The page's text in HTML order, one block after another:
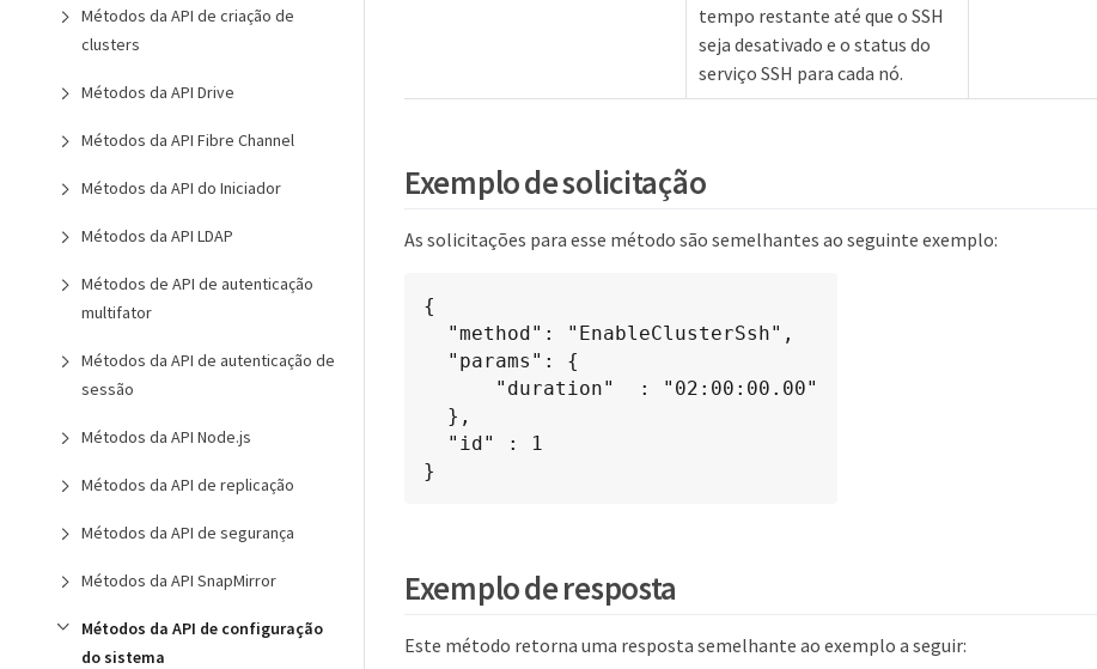
Métodos da API de criação de
clusters
Métodos da API Drive
Métodos da API Fibre Channel
Métodos da API do Iniciador
Métodos da API LDAP
Métodos de API de autenticação
multifator
Métodos da API de autenticação de
sessão
Métodos da API Node.js
Métodos da API de replicação
Métodos da API de segurança
Métodos da API SnapMirror
Métodos da API de configuração
do sistema
tempo restante até que o SSH
seja desativado e o status do
serviço SSH para cada nó.
Exemplo de solicitação
As solicitações para esse método são semelhantes ao seguinte exemplo:
{
}
Exemplo de resposta
Este método retorna uma resposta semelhante ao exemplo a seguir: